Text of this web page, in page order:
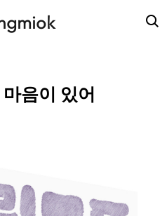
음이 있어